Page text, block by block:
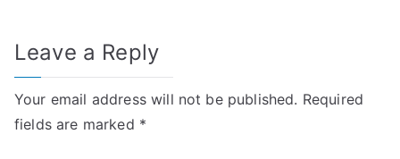
Leave a Reply
Your email address will not be published. Required
fields are marked *